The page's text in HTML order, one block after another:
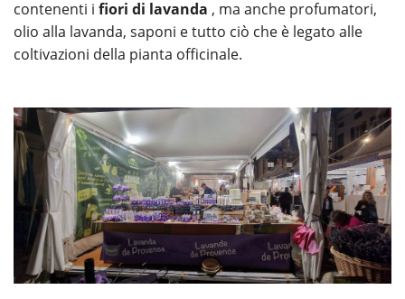
contenenti i fiori di lavanda , ma anche profumatori,
olio alla lavanda, saponi e tutto ciò che è legato alle
coltivazioni della pianta officinale.